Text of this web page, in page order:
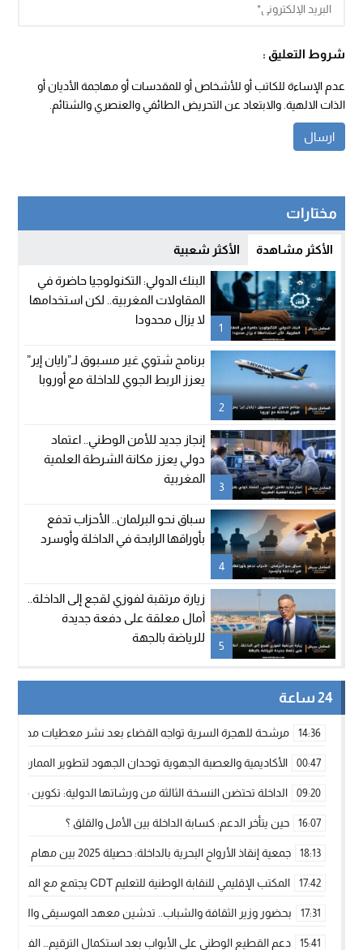
شروط التعليق :
عدم الإساءة للكاتب أو للأشخاص أو للمقدسات أو مهاجمة الأديان أو
الذات الالهية. والابتعاد عن التحريض الطائفي والعنصري والشتائم.
مختارات
الأكثر مشاهدة الأكثر شعبية
1
البنك الدولي: التكنولوجيا حاضرة في
المقاولات المغربية.. لكن استخدامها
لا يزال محدودا
2
برنامج شتوي غير مسبوق لـ”رايان إير”
يعزز الربط الجوي للداخلة مع أوروبا
3
إنجاز جديد للأمن الوطني.. اعتماد
دولي يعزز مكانة الشرطة العلمية
المغربية
4
سباق نحو البرلمان.. الأحزاب تدفع
بأوراقها الرابحة في الداخلة وأوسرد
5
زيارة مرتقبة لفوزي لقجع إلى الداخلة..
آمال معلقة على دفعة جديدة
للرياضة بالجهة
24 ساعة
14:36 مرشحة للهجرة السرية تواجه القضاء بعد نشر معطيات مضللة
00:47 الأكاديمية والعصبة الجهوية توحدان الجهود لتطوير الممارسة
09:20 الداخلة تحتضن النسخة الثالثة من ورشاتها الدولية: تكوين
16:07 حين يتأخر الدعم: كسابة الداخلة بين الأمل والقلق ؟
18:13 جمعية إنقاذ الأرواح البحرية بالداخلة: حصيلة 2025 بين مهام الإنقاذ ومشروع “دار البحار”
17:42 المكتب الإقليمي للنقابة الوطنية للتعليم CDT يجتمع مع المدير الإقليمي لمناقشة ملفات جوهرية لنساء ورجال التعليم
17:31 بحضور وزير الثقافة والشباب.. تدشين معهد الموسيقى والفنون
15:41 دعم القطيع الوطني على الأبواب بعد استكمال الترقيم…